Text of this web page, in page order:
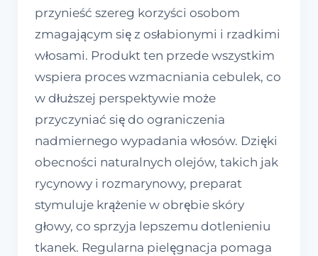
przynieść szereg korzyści osobom
zmagającym się z osłabionymi i rzadkimi
włosami. Produkt ten przede wszystkim
wspiera proces wzmacniania cebulek, co
w dłuższej perspektywie może
przyczyniać się do ograniczenia
nadmiernego wypadania włosów. Dzięki
obecności naturalnych olejów, takich jak
rycynowy i rozmarynowy, preparat
stymuluje krążenie w obrębie skóry
głowy, co sprzyja lepszemu dotlenieniu
tkanek. Regularna pielęgnacja pomaga